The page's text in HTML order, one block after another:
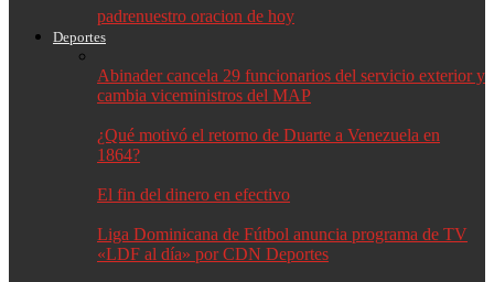
padrenuestro oracion de hoy
Deportes
Abinader cancela 29 funcionarios del servicio exterior y
cambia viceministros del MAP
¿Qué motivó el retorno de Duarte a Venezuela en
1864?
El fin del dinero en efectivo
Liga Dominicana de Fútbol anuncia programa de TV
«LDF al día» por CDN Deportes